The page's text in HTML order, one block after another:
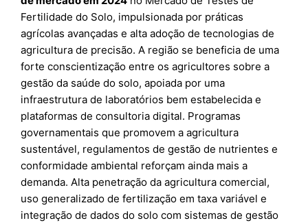
Fertilidade do Solo, impulsionada por práticas
agrícolas avançadas e alta adoção de tecnologias de
agricultura de precisão. A região se beneficia de uma
forte conscientização entre os agricultores sobre a
gestão da saúde do solo, apoiada por uma
infraestrutura de laboratórios bem estabelecida e
plataformas de consultoria digital. Programas
governamentais que promovem a agricultura
sustentável, regulamentos de gestão de nutrientes e
conformidade ambiental reforçam ainda mais a
demanda. Alta penetração da agricultura comercial,
uso generalizado de fertilização em taxa variável e
integração de dados do solo com sistemas de gestão